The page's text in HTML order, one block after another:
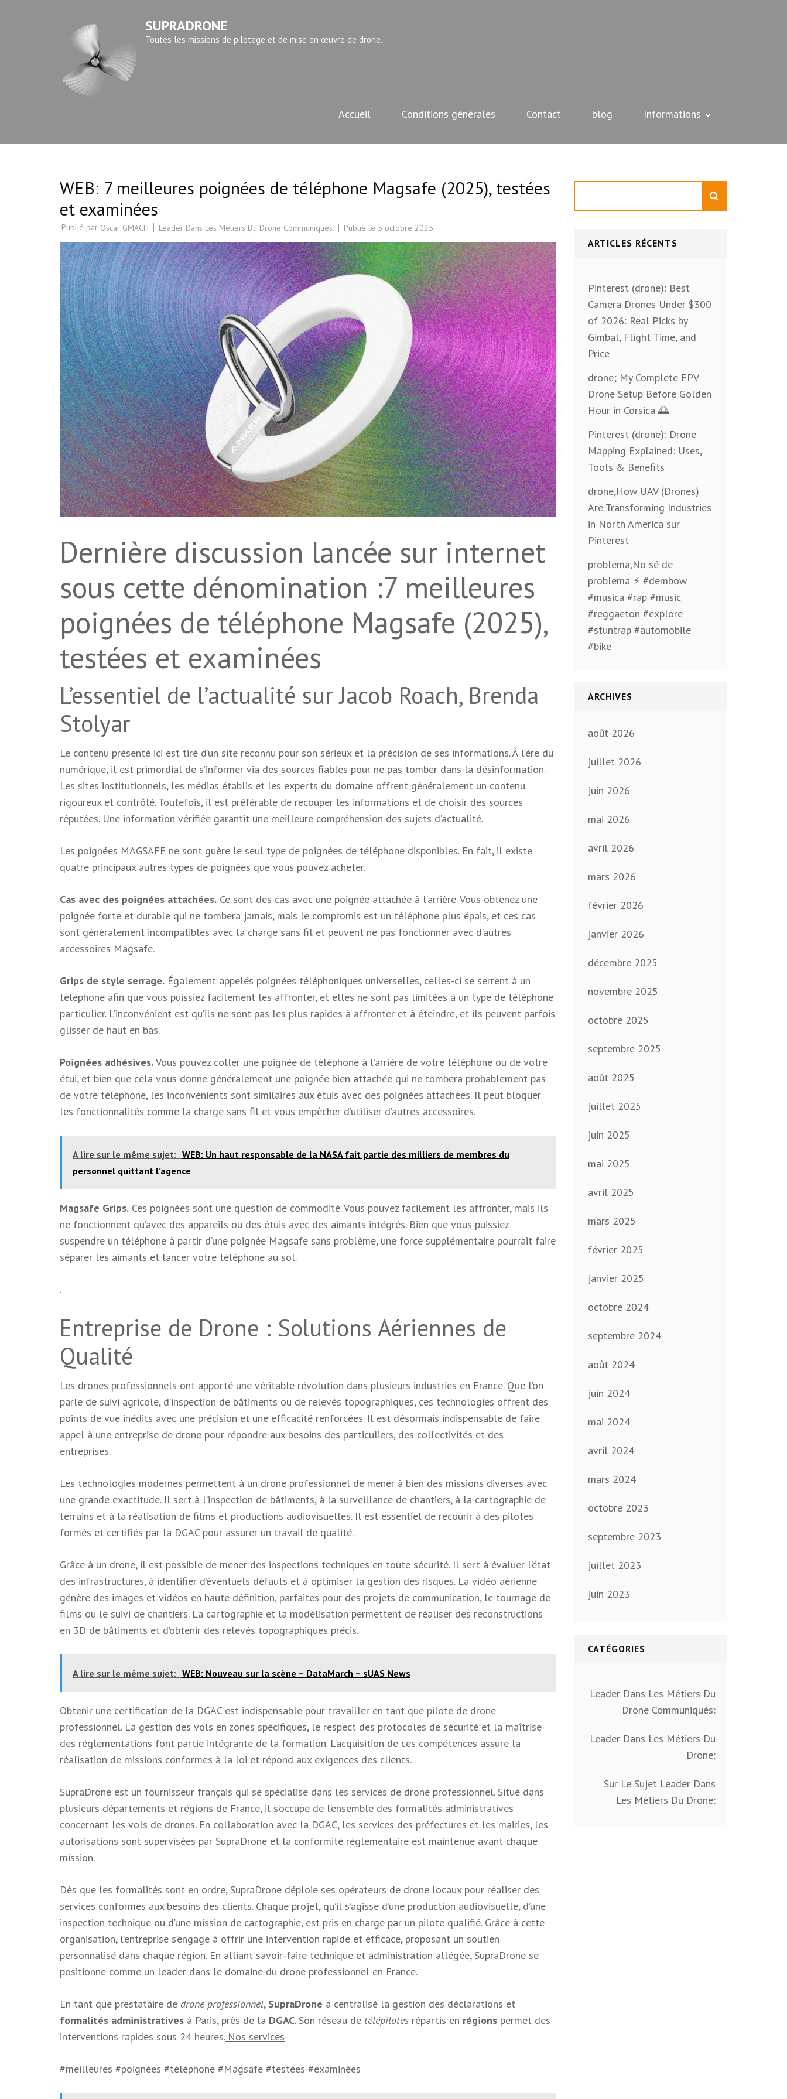
SUPRADRONE
Toutes les missions de pilotage et de mise en œuvre de drone.
Accueil Conditions générales Contact blog Informations
WEB: 7 meilleures poignées de téléphone Magsafe (2025), testées
et examinées
Publié par Oscar GMACH Leader Dans Les Métiers Du Drone Communiqués: Publié le 5 octobre 2025
Dernière discussion lancée sur internet
sous cette dénomination :7 meilleures
poignées de téléphone Magsafe (2025),
testées et examinées
L’essentiel de l’actualité sur Jacob Roach, Brenda
Stolyar
Le contenu présenté ici est tiré d’un site reconnu pour son sérieux et la précision de ses informations. À l’ère du
numérique, il est primordial de s’informer via des sources fiables pour ne pas tomber dans la désinformation.
Les sites institutionnels, les médias établis et les experts du domaine offrent généralement un contenu
rigoureux et contrôlé. Toutefois, il est préférable de recouper les informations et de choisir des sources
réputées. Une information vérifiée garantit une meilleure compréhension des sujets d’actualité.
Les poignées MAGSAFE ne sont guère le seul type de poignées de téléphone disponibles. En fait, il existe
quatre principaux autres types de poignées que vous pouvez acheter.
Cas avec des poignées attachées. Ce sont des cas avec une poignée attachée à l’arrière. Vous obtenez une
poignée forte et durable qui ne tombera jamais, mais le compromis est un téléphone plus épais, et ces cas
sont généralement incompatibles avec la charge sans fil et peuvent ne pas fonctionner avec d’autres
accessoires Magsafe.
Grips de style serrage. Également appelés poignées téléphoniques universelles, celles-ci se serrent à un
téléphone afin que vous puissiez facilement les affronter, et elles ne sont pas limitées à un type de téléphone
particulier. L’inconvénient est qu’ils ne sont pas les plus rapides à affronter et à éteindre, et ils peuvent parfois
glisser de haut en bas.
Poignées adhésives.Vous pouvez coller une poignée de téléphone à l’arrière de votre téléphone ou de votre
étui, et bien que cela vous donne généralement une poignée bien attachée qui ne tombera probablement pas
de votre téléphone, les inconvénients sont similaires aux étuis avec des poignées attachées. Il peut bloquer
les fonctionnalités comme la charge sans fil et vous empêcher d’utiliser d’autres accessoires.
A lire sur le même sujet: WEB: Un haut responsable de la NASA fait partie des milliers de membres du
personnel quittant l’agence
Magsafe Grips. Ces poignées sont une question de commodité. Vous pouvez facilement les affronter, mais ils
ne fonctionnent qu’avec des appareils ou des étuis avec des aimants intégrés. Bien que vous puissiez
suspendre un téléphone à partir d’une poignée Magsafe sans problème, une force supplémentaire pourrait faire
séparer les aimants et lancer votre téléphone au sol.
.
Entreprise de Drone : Solutions Aériennes de
Qualité
Les drones professionnels ont apporté une véritable révolution dans plusieurs industries en France. Que l’on
parle de suivi agricole, d’inspection de bâtiments ou de relevés topographiques, ces technologies offrent des
points de vue inédits avec une précision et une efficacité renforcées. Il est désormais indispensable de faire
appel à une entreprise de drone pour répondre aux besoins des particuliers, des collectivités et des
entreprises.
Les technologies modernes permettent à un drone professionnel de mener à bien des missions diverses avec
une grande exactitude. Il sert à l’inspection de bâtiments, à la surveillance de chantiers, à la cartographie de
terrains et à la réalisation de films et productions audiovisuelles. Il est essentiel de recourir à des pilotes
formés et certifiés par la DGAC pour assurer un travail de qualité.
Grâce à un drone, il est possible de mener des inspections techniques en toute sécurité. Il sert à évaluer l’état
des infrastructures, à identifier d’éventuels défauts et à optimiser la gestion des risques. La vidéo aérienne
génère des images et vidéos en haute définition, parfaites pour des projets de communication, le tournage de
films ou le suivi de chantiers. La cartographie et la modélisation permettent de réaliser des reconstructions
en 3D de bâtiments et d’obtenir des relevés topographiques précis.
A lire sur le même sujet: WEB: Nouveau sur la scène – DataMarch – sUAS News
Obtenir une certification de la DGAC est indispensable pour travailler en tant que pilote de drone
professionnel. La gestion des vols en zones spécifiques, le respect des protocoles de sécurité et la maîtrise
des réglementations font partie intégrante de la formation. L’acquisition de ces compétences assure la
réalisation de missions conformes à la loi et répond aux exigences des clients.
SupraDrone est un fournisseur français qui se spécialise dans les services de drone professionnel. Situé dans
plusieurs départements et régions de France, il s’occupe de l’ensemble des formalités administratives
concernant les vols de drones. En collaboration avec la DGAC, les services des préfectures et les mairies, les
autorisations sont supervisées par SupraDrone et la conformité réglementaire est maintenue avant chaque
mission.
Dès que les formalités sont en ordre, SupraDrone déploie ses opérateurs de drone locaux pour réaliser des
services conformes aux besoins des clients. Chaque projet, qu’il s’agisse d’une production audiovisuelle, d’une
inspection technique ou d’une mission de cartographie, est pris en charge par un pilote qualifié. Grâce à cette
organisation, l’entreprise s’engage à offrir une intervention rapide et efficace, proposant un soutien
personnalisé dans chaque région. En alliant savoir-faire technique et administration allégée, SupraDrone se
positionne comme un leader dans le domaine du drone professionnel en France.
En tant que prestataire de drone professionnel, SupraDrone a centralisé la gestion des déclarations et
formalités administratives à Paris, près de la DGAC. Son réseau de télépilotes répartis en régions permet des
interventions rapides sous 24 heures.Nos services
#meilleures #poignées #téléphone #Magsafe #testées #examinées
ARTICLES RÉCENTS
Pinterest (drone): Best
Camera Drones Under $300
of 2026: Real Picks by
Gimbal, Flight Time, and
Price
drone; My Complete FPV
Drone Setup Before Golden
Hour in Corsica 🌅
Pinterest (drone): Drone
Mapping Explained: Uses,
Tools & Benefits
drone,How UAV (Drones)
Are Transforming Industries
in North America sur
Pinterest
problema,No sé de
problema ⚡️ #dembow
#musica #rap #music
#reggaeton #explore
#stuntrap #automobile
#bike
ARCHIVES
août 2026
juillet 2026
juin 2026
mai 2026
avril 2026
mars 2026
février 2026
janvier 2026
décembre 2025
novembre 2025
octobre 2025
septembre 2025
août 2025
juillet 2025
juin 2025
mai 2025
avril 2025
mars 2025
février 2025
janvier 2025
octobre 2024
septembre 2024
août 2024
juin 2024
mai 2024
avril 2024
mars 2024
octobre 2023
septembre 2023
juillet 2023
juin 2023
CATÉGORIES
Leader Dans Les Métiers Du
Drone Communiqués:
Leader Dans Les Métiers Du
Drone:
Sur Le Sujet Leader Dans
Les Métiers Du Drone: